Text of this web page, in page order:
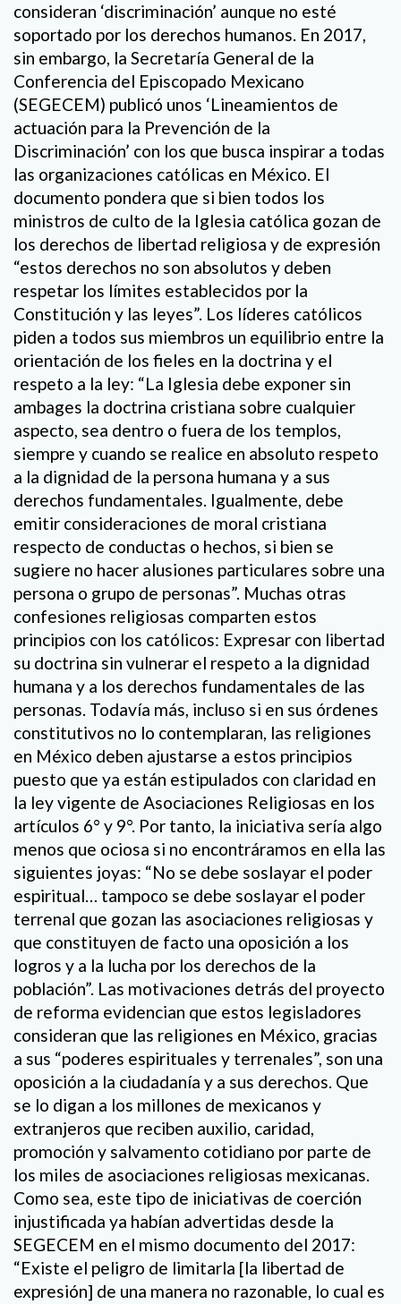
consideran ‘discriminación’ aunque no esté
soportado por los derechos humanos. En 2017,
sin embargo, la Secretaría General de la
Conferencia del Episcopado Mexicano
(SEGECEM) publicó unos ‘Lineamientos de
actuación para la Prevención de la
Discriminación’ con los que busca inspirar a todas
las organizaciones católicas en México. El
documento pondera que si bien todos los
ministros de culto de la Iglesia católica gozan de
los derechos de libertad religiosa y de expresión
“estos derechos no son absolutos y deben
respetar los límites establecidos por la
Constitución y las leyes”. Los líderes católicos
piden a todos sus miembros un equilibrio entre la
orientación de los fieles en la doctrina y el
respeto a la ley: “La Iglesia debe exponer sin
ambages la doctrina cristiana sobre cualquier
aspecto, sea dentro o fuera de los templos,
siempre y cuando se realice en absoluto respeto
a la dignidad de la persona humana y a sus
derechos fundamentales. Igualmente, debe
emitir consideraciones de moral cristiana
respecto de conductas o hechos, si bien se
sugiere no hacer alusiones particulares sobre una
persona o grupo de personas”. Muchas otras
confesiones religiosas comparten estos
principios con los católicos: Expresar con libertad
su doctrina sin vulnerar el respeto a la dignidad
humana y a los derechos fundamentales de las
personas. Todavía más, incluso si en sus órdenes
constitutivos no lo contemplaran, las religiones
en México deben ajustarse a estos principios
puesto que ya están estipulados con claridad en
la ley vigente de Asociaciones Religiosas en los
artículos 6° y 9°. Por tanto, la iniciativa sería algo
menos que ociosa si no encontráramos en ella las
siguientes joyas: “No se debe soslayar el poder
espiritual… tampoco se debe soslayar el poder
terrenal que gozan las asociaciones religiosas y
que constituyen de facto una oposición a los
logros y a la lucha por los derechos de la
población”. Las motivaciones detrás del proyecto
de reforma evidencian que estos legisladores
consideran que las religiones en México, gracias
a sus “poderes espirituales y terrenales”, son una
oposición a la ciudadanía y a sus derechos. Que
se lo digan a los millones de mexicanos y
extranjeros que reciben auxilio, caridad,
promoción y salvamento cotidiano por parte de
los miles de asociaciones religiosas mexicanas.
Como sea, este tipo de iniciativas de coerción
injustificada ya habían advertidas desde la
SEGECEM en el mismo documento del 2017:
“Existe el peligro de limitarla [la libertad de
expresión] de una manera no razonable, lo cual es